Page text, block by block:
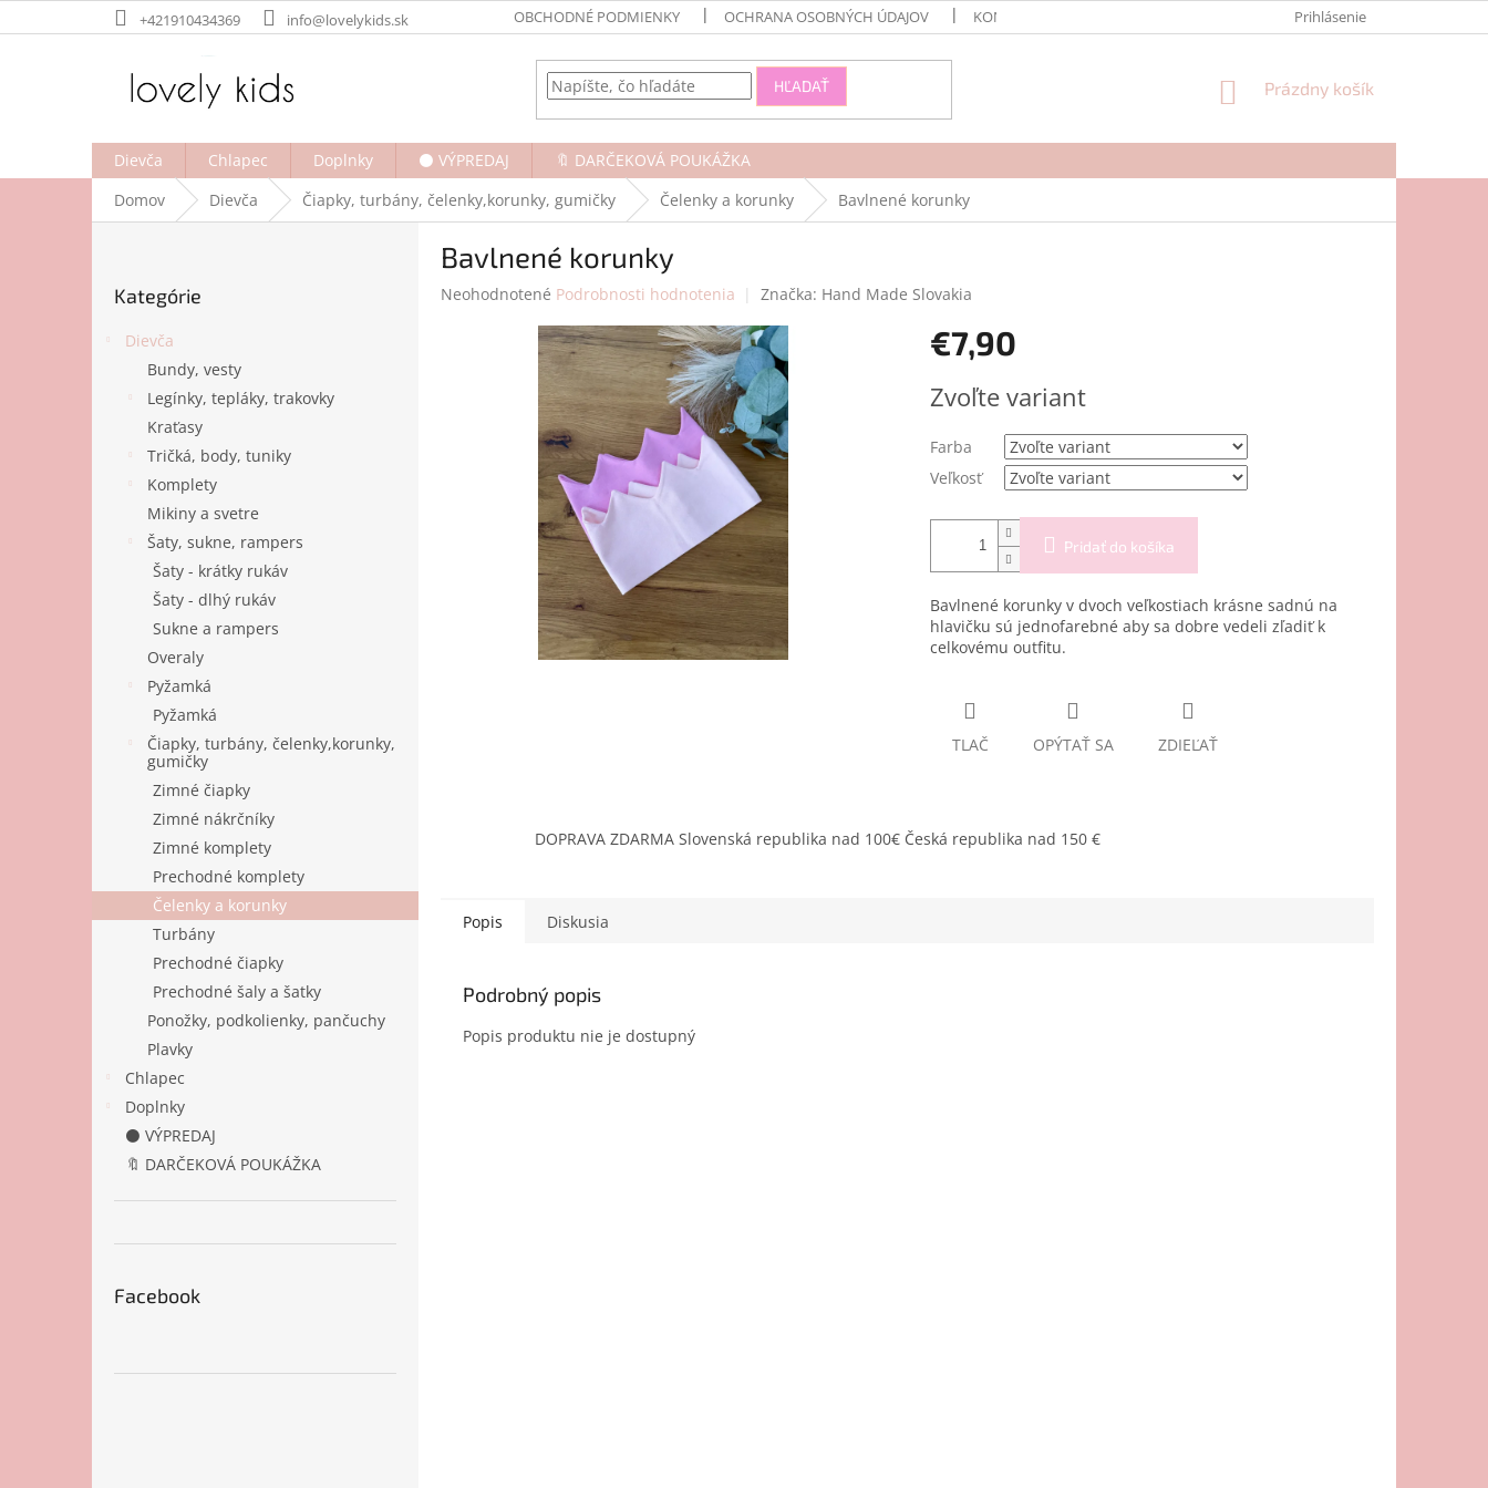
na
+421910434369 info@lovelykids.sk OBCHODNÉ PODMIENKY OCHRANA OSOBNÝCH ÚDAJOV KONTAKTY Prihlásenie
HĽADAŤ
NÁKUPNÝ
Prázdny košík
Dievča Chlapec Doplnky ⚫ VÝPREDAJ
🔖 DARČEKOVÁ POUKÁŽKA
Domov
Dievča Čiapky, turbány, čelenky,korunky, gumičky Čelenky a korunky Bavlnené korunky
kategórie
Kategórie
Dievča
Bundy, vesty
Legínky, tepláky, trakovky
Kraťasy
Tričká, body, tuniky
Komplety
Mikiny a svetre
Šaty, sukne, rampers
Šaty - krátky rukáv
Šaty - dlhý rukáv
Sukne a rampers
Overaly
Pyžamká
Pyžamká
Čiapky, turbány, čelenky,korunky,
gumičky
Zimné čiapky
Zimné nákrčníky
Zimné komplety
Prechodné komplety
Čelenky a korunky
Turbány
Prechodné čiapky
Prechodné šaly a šatky
Ponožky, podkolienky, pančuchy
Plavky
Chlapec
Doplnky
⚫ VÝPREDAJ
🔖 DARČEKOVÁ POUKÁŽKA
Facebook
Bavlnené korunky
Priemerné
Neohodnotené Podrobnosti hodnotenia Značka: Hand Made Slovakia
€7,90
cena:
Zvoľte variant
Farba
Veľkosť
Pridať do košíka
Bavlnené korunky v dvoch veľkostiach krásne sadnú na
hlavičku sú jednofarebné aby sa dobre vedeli zľadiť k
celkovému outfitu.
TLAČ OPÝTAŤ SA ZDIEĽAŤ
DOPRAVA ZDARMA Slovenská republika nad 100€ Česká republika nad 150 €
Popis Diskusia
Podrobný popis
Popis produktu nie je dostupný